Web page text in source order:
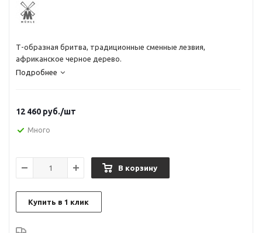
Т-образная бритва, традиционные сменные лезвия,
африканское черное дерево.
Подробнее
12 460 руб./шт
Много
В корзину
Купить в 1 клик